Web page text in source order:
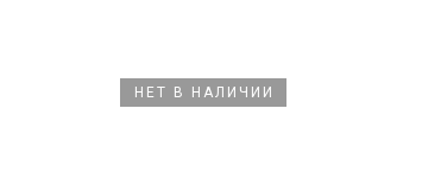
НЕТ В НАЛИЧИИ